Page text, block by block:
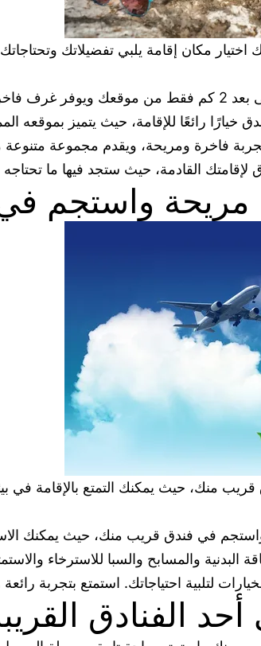
اختيار مكان إقامة يلبي تفضيلاتك
والرفاهية.
خيارًا رائعًا للإقامة، حيث يتميز
فاخرة ومريحة، ويقدم مجموعة متنوعة
لإقامتك القادمة، حيث ستجد فيها ما
مريحة واستجم
منك، حيث يمكنك التمتع بالإقامة في
في فندق قريب منك، حيث يمكنك
البدنية والمسابح والسبا للاسترخاء
لتلبية احتياجاتك. استمتع بتجربة
الفنادق